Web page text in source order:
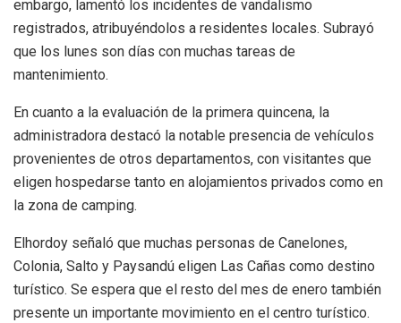
embargo, lamentó los incidentes de vandalismo
registrados, atribuyéndolos a residentes locales. Subrayó
que los lunes son días con muchas tareas de
mantenimiento.
En cuanto a la evaluación de la primera quincena, la
administradora destacó la notable presencia de vehículos
provenientes de otros departamentos, con visitantes que
eligen hospedarse tanto en alojamientos privados como en
la zona de camping.
Elhordoy señaló que muchas personas de Canelones,
Colonia, Salto y Paysandú eligen Las Cañas como destino
turístico. Se espera que el resto del mes de enero también
presente un importante movimiento en el centro turístico.